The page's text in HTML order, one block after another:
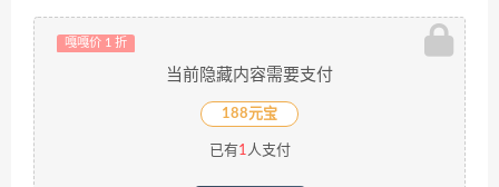
嘎嘎价 1 折
当前隐藏内容需要支付
188元宝
已有1人支付